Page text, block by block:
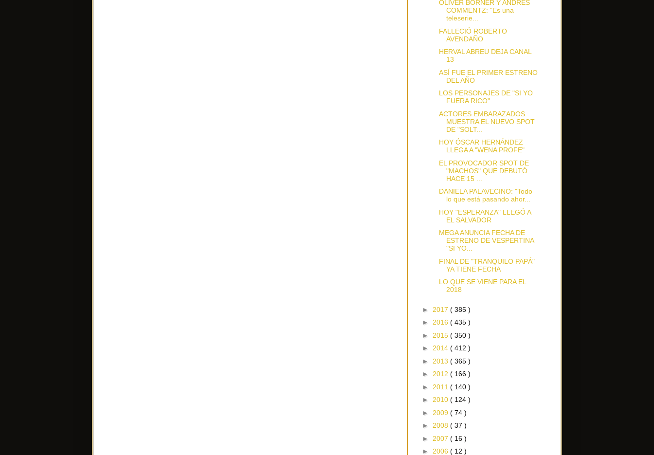
OLIVER BORNER Y ANDRÉS
COMMENTZ: "Es una
teleserie...
FALLECIÓ ROBERTO
AVENDAÑO
HERVAL ABREU DEJA CANAL
13
ASÍ FUE EL PRIMER ESTRENO
DEL AÑO
LOS PERSONAJES DE "SI YO
FUERA RICO"
ACTORES EMBARAZADOS
MUESTRA EL NUEVO SPOT
DE "SOLT...
HOY ÓSCAR HERNÁNDEZ
LLEGA A "WENA PROFE"
EL PROVOCADOR SPOT DE
"MACHOS" QUE DEBUTÓ
HACE 15 ...
DANIELA PALAVECINO: "Todo
lo que está pasando ahor...
HOY "ESPERANZA" LLEGÓ A
EL SALVADOR
MEGA ANUNCIA FECHA DE
ESTRENO DE VESPERTINA
"SI YO...
FINAL DE "TRANQUILO PAPÁ"
YA TIENE FECHA
LO QUE SE VIENE PARA EL
2018
► 2017 ( 385 )
► 2016 ( 435 )
► 2015 ( 350 )
► 2014 ( 412 )
► 2013 ( 365 )
► 2012 ( 166 )
► 2011 ( 140 )
► 2010 ( 124 )
► 2009 ( 74 )
► 2008 ( 37 )
► 2007 ( 16 )
► 2006 ( 12 )